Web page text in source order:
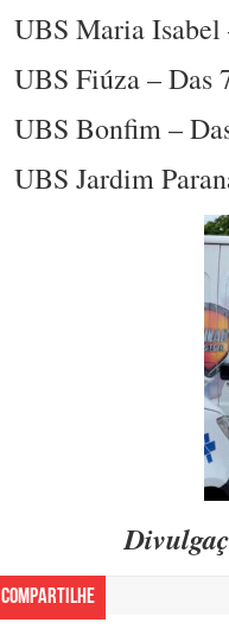
UBS Maria Isabel
UBS Fiúza – Das
UBS Bonfim –
UBS Jardim
Compartilhe